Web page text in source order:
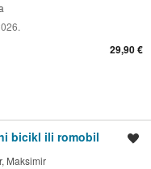
29,90 €
bicikl ili romobil
Maksimir